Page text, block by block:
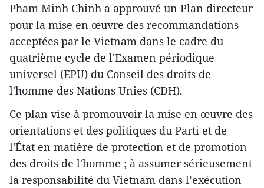
Pham Minh Chinh a approuvé un Plan directeur
pour la mise en œuvre des recommandations
acceptées par le Vietnam dans le cadre du
quatrième cycle de l'Examen périodique
universel (EPU) du Conseil des droits de
l'homme des Nations Unies (CDH).
Ce plan vise à promouvoir la mise en œuvre des
orientations et des politiques du Parti et de
l'État en matière de protection et de promotion
des droits de l'homme ; à assumer sérieusement
la responsabilité du Vietnam dans l’exécution